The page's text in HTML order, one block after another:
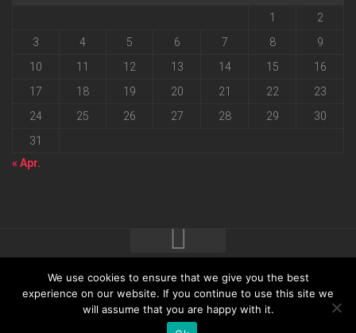
1
2
3
4 5 6 7 8
9
10
11 12 13 14 15
16
17
18 19 20 21 22
23
24
25 26 27 28 29
30
31
« Apr.
2026 progressmedia Verlag & Werbeagentur GmbH • Bautzner
Landstraße 62 • 01324 Dresden
We use cookies to ensure that we give you the best
experience on our website. If you continue to use this site we
will assume that you are happy with it.